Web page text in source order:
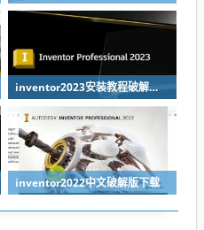
inventor2023安装教程破解教程
inventor2022中文破解版下载